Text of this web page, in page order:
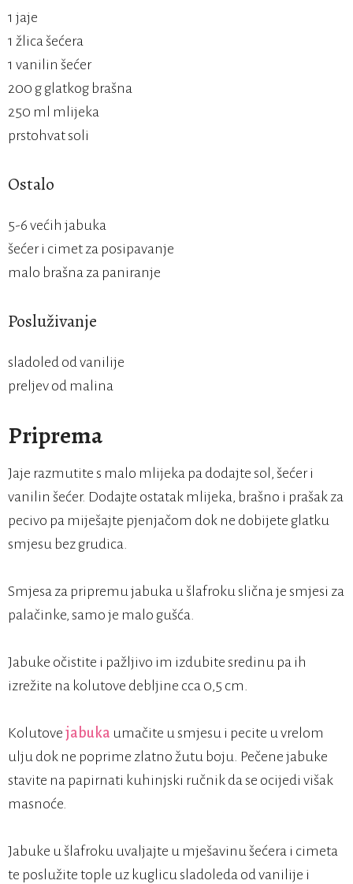
1 jaje
1 žlica šećera
1 vanilin šećer
200 g glatkog brašna
250 ml mlijeka
prstohvat soli
Ostalo
5-6 većih jabuka
šećer i cimet za posipavanje
malo brašna za paniranje
Posluživanje
sladoled od vanilije
preljev od malina
Priprema
Jaje razmutite s malo mlijeka pa dodajte sol, šećer i
vanilin šećer. Dodajte ostatak mlijeka, brašno i prašak za
pecivo pa miješajte pjenjačom dok ne dobijete glatku
smjesu bez grudica.
Smjesa za pripremu jabuka u šlafroku slična je smjesi za
palačinke, samo je malo gušća.
Jabuke očistite i pažljivo im izdubite sredinu pa ih
izrežite na kolutove debljine cca 0,5 cm.
Kolutove jabuka umačite u smjesu i pecite u vrelom
ulju dok ne poprime zlatno žutu boju. Pečene jabuke
stavite na papirnati kuhinjski ručnik da se ocijedi višak
masnoće.
Jabuke u šlafroku uvaljajte u mješavinu šećera i cimeta
te poslužite tople uz kuglicu sladoleda od vanilije i